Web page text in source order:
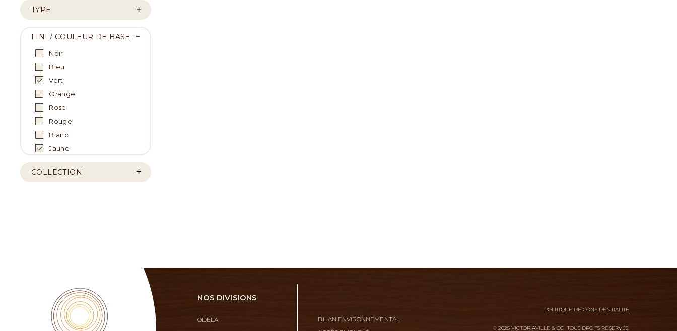
TYPE
FINI / COULEUR DE BASE
Noir
Bleu
Vert
Orange
Rose
Rouge
Blanc
Jaune
COLLECTION
NOS DIVISIONS
ODELA
BILAN ENVIRONNEMENTAL
POLITIQUE DE CONFIDENTIALITÉ
© 2025 VICTORIAVILLE & CO. TOUS DROITS RÉSERVÉS.